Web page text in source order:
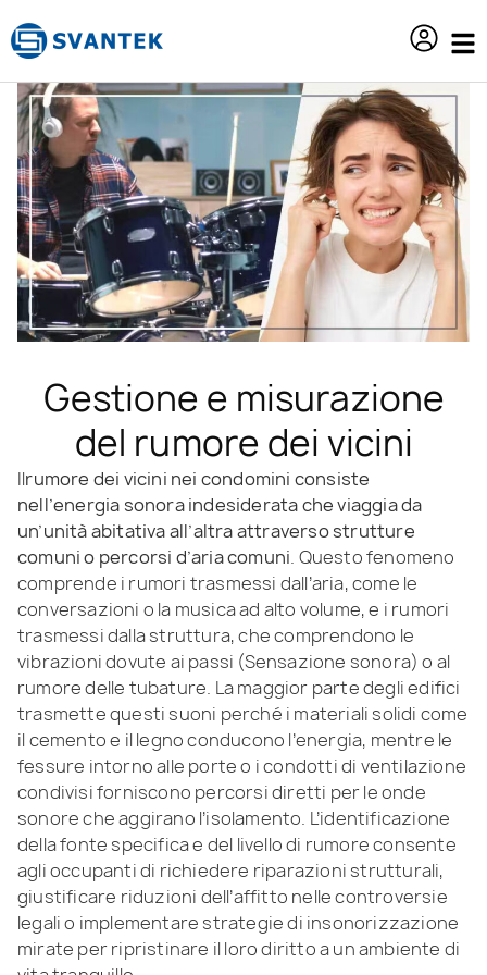
Gestione e misurazione
del rumore dei vicini
Ilrumore dei vicini nei condomini consiste
nell’energia sonora indesiderata che viaggia da
un’unità abitativa all’altra attraverso strutture
comuni o percorsi d’aria comuni. Questo fenomeno
comprende i rumori trasmessi dall’aria, come le
conversazioni o la musica ad alto volume, e i rumori
trasmessi dalla struttura, che comprendono le
vibrazioni dovute ai passi (Sensazione sonora) o al
rumore delle tubature. La maggior parte degli edifici
trasmette questi suoni perché i materiali solidi come
il cemento e il legno conducono l’energia, mentre le
fessure intorno alle porte o i condotti di ventilazione
condivisi forniscono percorsi diretti per le onde
sonore che aggirano l’isolamento. L’identificazione
della fonte specifica e del livello di rumore consente
agli occupanti di richiedere riparazioni strutturali,
giustificare riduzioni dell’affitto nelle controversie
legali o implementare strategie di insonorizzazione
mirate per ripristinare il loro diritto a un ambiente di